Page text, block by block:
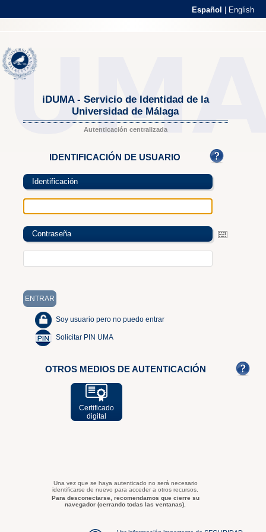
Español English
iDUMA - Servicio de Identidad de la
Universidad de Málaga
Autenticación centralizada
IDENTIFICACIÓN DE USUARIO
Identificación
Contraseña
Soy usuario pero no puedo entrar
Solicitar PIN UMA
OTROS MEDIOS DE AUTENTICACIÓN
Certificado
digital
Una vez que se haya autenticado no será necesario
identificarse de nuevo para acceder a otros recursos.
Para desconectarse, recomendamos que cierre su
navegador (cerrando todas las ventanas).